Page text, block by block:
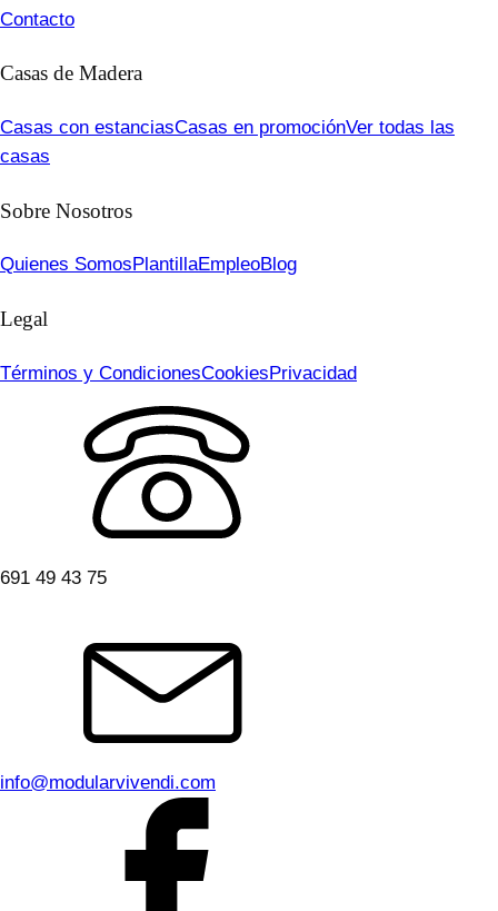
Contacto
Casas de Madera
Casas con estanciasCasas en promociónVer todas las
casas
Sobre Nosotros
Quienes Somos PlantillaEmpleoBlog
Legal
Términos y CondicionesCookiesPrivacidad
691 49 43 75
info@modularvivendi.com